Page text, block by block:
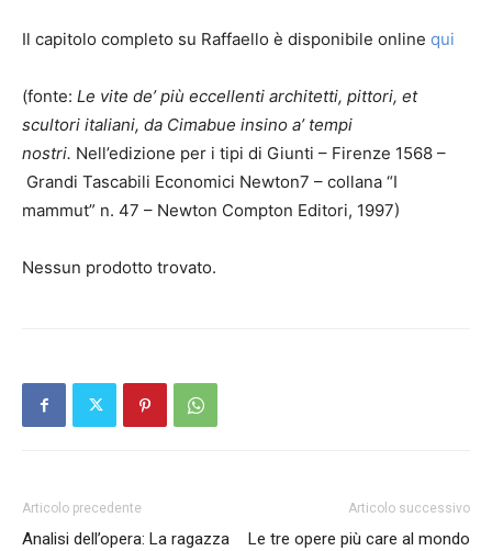
Il capitolo completo su Raffaello è disponibile online qui
(fonte: Le vite de’ più eccellenti architetti, pittori, et
scultori italiani, da Cimabue insino a’ tempi
nostri. Nell’edizione per i tipi di Giunti – Firenze 1568 –
Grandi Tascabili Economici Newton7 – collana “I
mammut” n. 47 – Newton Compton Editori, 1997)
Nessun prodotto trovato.
Articolo precedente
Analisi dell’opera: La ragazza
Articolo successivo
Le tre opere più care al mondo